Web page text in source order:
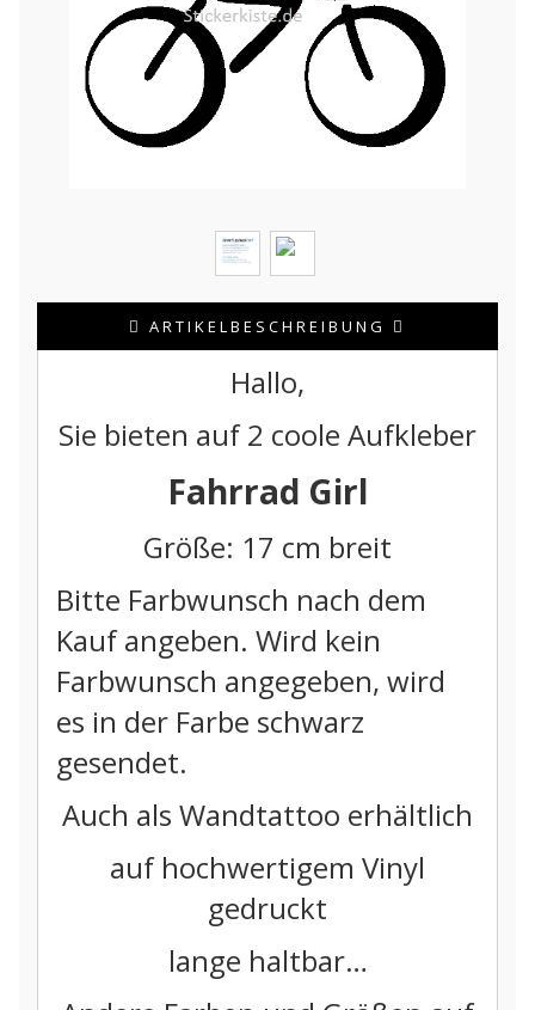
ARTIKELBESCHREIBUNG
Hallo,
Sie bieten auf 2 coole Aufkleber
Fahrrad Girl
Größe: 17 cm breit
Bitte Farbwunsch nach dem
Kauf angeben. Wird kein
Farbwunsch angegeben, wird
es in der Farbe schwarz
gesendet.
Auch als Wandtattoo erhältlich
auf hochwertigem Vinyl
gedruckt
lange haltbar…